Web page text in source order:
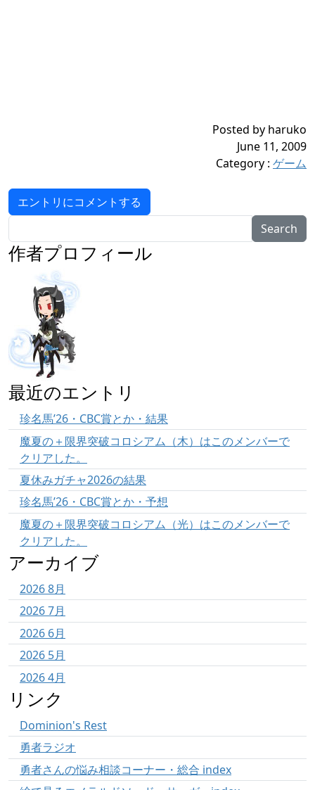
Posted by haruko
June 11, 2009
Category : ゲーム
エントリにコメントする
Search
作者プロフィール
最近のエントリ
珍名馬’26・CBC賞とか・結果
魔夏の＋限界突破コロシアム（木）はこのメンバーで
クリアした。
夏休みガチャ2026の結果
珍名馬’26・CBC賞とか・予想
魔夏の＋限界突破コロシアム（光）はこのメンバーで
クリアした。
アーカイブ
2026 8月
2026 7月
2026 6月
2026 5月
2026 4月
リンク
Dominion's Rest
勇者ラジオ
勇者さんの悩み相談コーナー・総合 index